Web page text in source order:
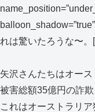
れは驚いたろうな〜
矢沢さんたちはオー
被害総額35億円の詐
これはオーストラリ